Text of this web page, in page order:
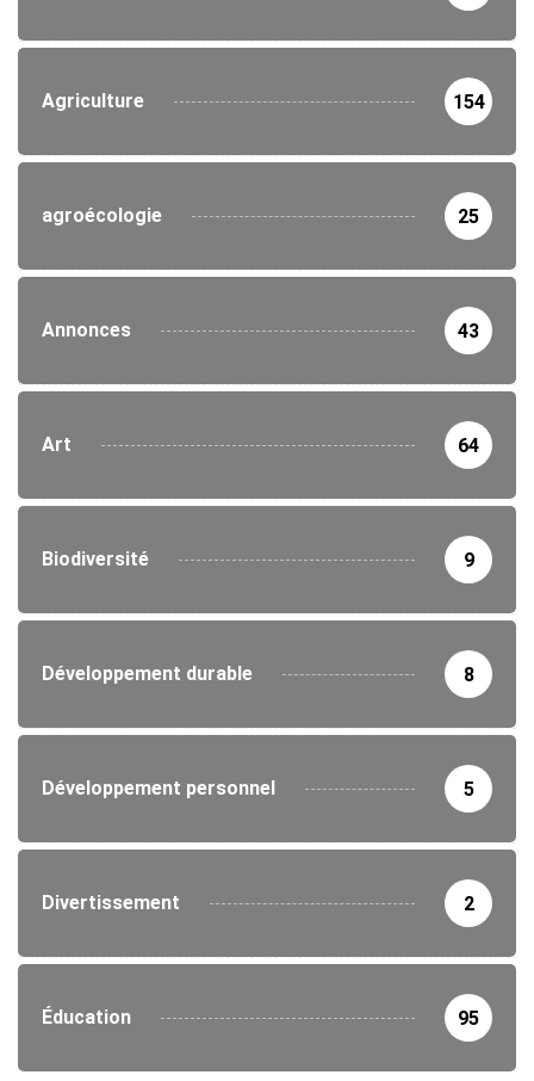
Agriculture 154
agroécologie 25
Annonces 43
Art 64
Biodiversité 9
Développement durable 8
Développement personnel 5
Divertissement 2
Éducation 95